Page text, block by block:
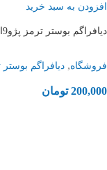
افزودن به سبد خرید
دیافراگم بوستر ترمز پژو9اینچ آتیه سان
فروشگاه, دیافراگم بوستر
200,000 تومان